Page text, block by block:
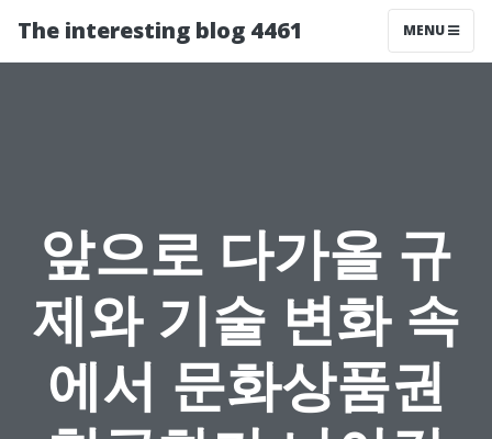
The interesting blog 4461 MENU
앞으로 다가올 규
제와 기술 변화 속
에서 문화상품권